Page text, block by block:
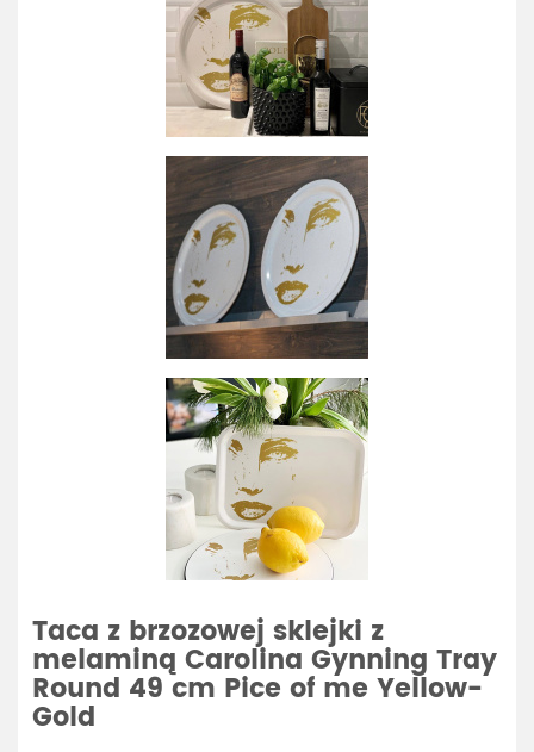
Taca z brzozowej sklejki z
melaminą Carolina Gynning Tray
Round 49 cm Pice of me Yellow-
Gold